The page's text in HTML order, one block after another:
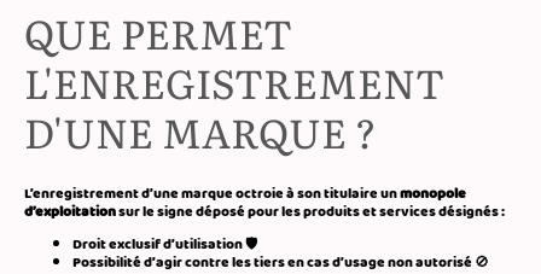
QUE PERMET
L'ENREGISTREMENT
D'UNE MARQUE ?
L’enregistrement d’une marque octroie à son titulaire unmonopole
d’exploitationsur le signe déposé pour les produits et services désignés :
Droit exclusif d’utilisation 🛡️
Possibilité d’agir contre les tiers en cas d’usage non autorisé 🚫